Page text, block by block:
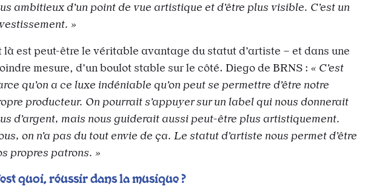
ambitieux d’un point de vue artistique et d’être plus visible. C’est un
»
là est peut-être le véritable avantage du statut d’artiste – et dans une
mesure, d’un boulot stable sur le côté. Diego de BRNS : « C’est
qu’on a ce luxe indéniable qu’on peut se permettre d’être notre
producteur. On pourrait s’appuyer sur un label qui nous donnerait
d’argent, mais nous guiderait aussi peut-être plus artistiquement.
on n’a pas du tout envie de ça. Le statut d’artiste nous permet d’être
propres patrons. »
quoi, réussir dans la musique ?